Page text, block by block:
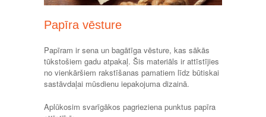
Papīra vēsture
Papīram ir sena un bagātīga vēsture, kas sākās
tūkstošiem gadu atpakaļ. Šis materiāls ir attīstījies
no vienkāršiem rakstīšanas pamatiem līdz būtiskai
sastāvdaļai mūsdienu iepakojuma dizainā.
Aplūkosim svarīgākos pagrieziena punktus papīra